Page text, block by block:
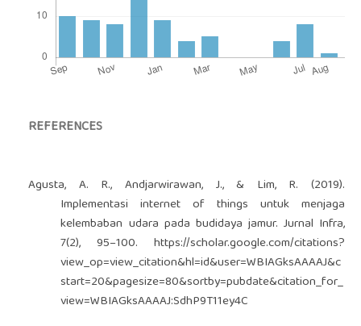
REFERENCES
Agusta, A. R., Andjarwirawan, J., & Lim, R. (2019).
Implementasi internet of things untuk menjaga
kelembaban udara pada budidaya jamur. Jurnal Infra,
7(2), 95–100.https://scholar.google.com/citations?
view_op=view_citation&hl=id&user=WBIAGksAAAAJ&c
start=20&pagesize=80&sortby=pubdate&citation_for_
view=WBIAGksAAAAJ:SdhP9T11ey4C